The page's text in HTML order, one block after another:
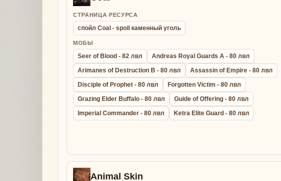
СТРАНИЦА РЕСУРСА
спойл Coal - spoil каменный уголь
МОБЫ
Seer of Blood - 82 лвл
Andreas Royal Guards A - 80 лвл
Arimanes of Destruction B - 80 лвл
Assassin of Empire - 80 лвл
Disciple of Prophet - 80 лвл
Forgotten Victim - 80 лвл
Grazing Elder Buffalo - 80 лвл
Guide of Offering - 80 лвл
Imperial Commander - 80 лвл
Ketra Elite Guard - 80 лвл
Animal Skin